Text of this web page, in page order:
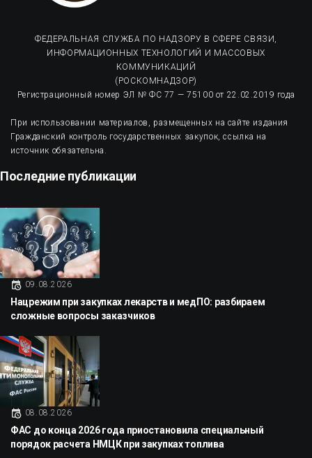
ФЕДЕРАЛЬНАЯ СЛУЖБА ПО НАДЗОРУ В СФЕРЕ СВЯЗИ,
ИНФОРМАЦИОННЫХ ТЕХНОЛОГИЙ И МАССОВЫХ
КОММУНИКАЦИЙ
(РОСКОМНАДЗОР)
Регистрационный номер ЭЛ № ФС 77 — 75100 от 22.02.2019 года
При использовании материалов, размещенных на сайте издания
Гражданский контроль государственных закупок, ссылка на
источник обязательна.
Последние публикации
09.08.2026
Нацрежим при закупках лекарств и медПО: разбираем
сложные вопросы заказчиков
08.08.2026
ФАС до конца 2026 года приостановила специальный
порядок расчета НМЦК при закупках топлива